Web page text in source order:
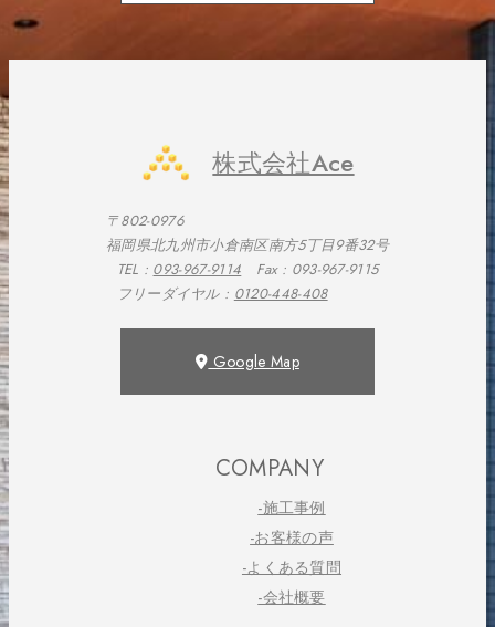
株式会社Ace
〒802-0976
福岡県北九州市小倉南区南方5丁目9番32号
TEL : 093-967-9114 Fax : 093-967-9115
フリーダイヤル : 0120-448-408
Google Map
COMPANY
-施工事例
-お客様の声
-よくある質問
-会社概要